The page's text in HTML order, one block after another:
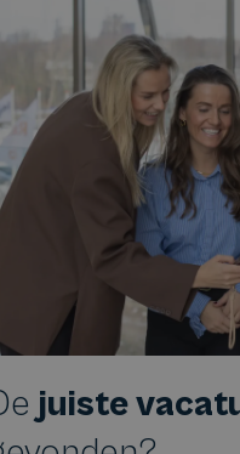
juiste